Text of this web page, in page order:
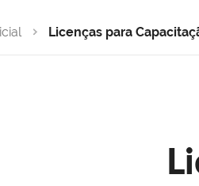
Licenças para